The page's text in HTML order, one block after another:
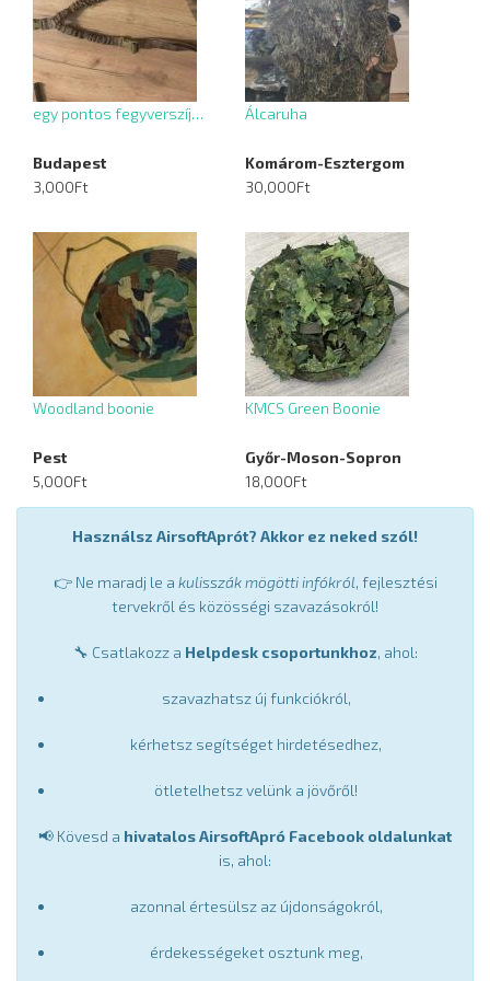
egy pontos fegyverszíj…
Budapest
3,000Ft
Álcaruha
Komárom-Esztergom
30,000Ft
Woodland boonie
Pest
5,000Ft
KMCS Green Boonie
Győr-Moson-Sopron
18,000Ft
Használsz AirsoftAprót? Akkor ez neked szól!
👉 Ne maradj le a kulisszák mögötti infókról, fejlesztési
tervekről és közösségi szavazásokról!
🔧 Csatlakozz a Helpdesk csoportunkhoz, ahol:
szavazhatsz új funkciókról,
kérhetsz segítséget hirdetésedhez,
ötletelhetsz velünk a jövőről!
📢 Kövesd a hivatalos AirsoftApró Facebook oldalunkat
is, ahol:
azonnal értesülsz az újdonságokról,
érdekességeket osztunk meg,